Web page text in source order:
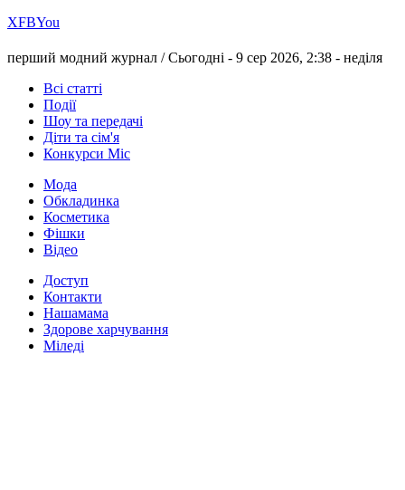
ХFBYou
перший модний журнал /Сьогодні - 9 сер 2026, 2:38 - неділя
Всі статті
Події
Шоу та передачі
Діти та сім'я
Конкурси Міс
Мода
Обкладинка
Косметика
Фішки
Відео
Доступ
Контакти
Нашамама
Здорове харчування
Міледі